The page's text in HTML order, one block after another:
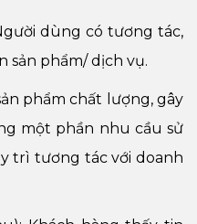
dùng có tương tác,
sản phẩm/ dịch vụ.
phẩm chất lượng, gây
một phần nhu cầu sử
trì tương tác với doanh